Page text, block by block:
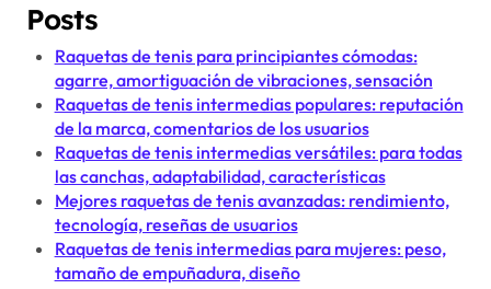
Posts
Raquetas de tenis para principiantes cómodas:
agarre, amortiguación de vibraciones, sensación
Raquetas de tenis intermedias populares: reputación
de la marca, comentarios de los usuarios
Raquetas de tenis intermedias versátiles: para todas
las canchas, adaptabilidad, características
Mejores raquetas de tenis avanzadas: rendimiento,
tecnología, reseñas de usuarios
Raquetas de tenis intermedias para mujeres: peso,
tamaño de empuñadura, diseño